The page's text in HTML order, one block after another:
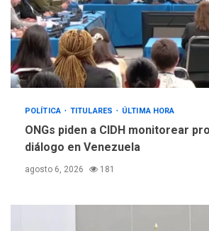
POLÍTICA TITULARES ÚLTIMA HORA
ONGs piden a CIDH monitorear
diálogo en Venezuela
agosto 6, 2026 181